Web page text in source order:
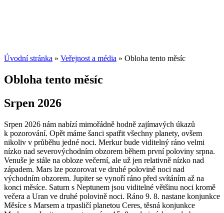
Úvodní stránka » Veřejnost a média » Obloha tento měsíc
Obloha tento měsíc
Srpen 2026
Srpen 2026 nám nabízí mimořádně hodně zajímavých úkazů
k pozorování. Opět máme šanci spatřit všechny planety, ovšem
nikoliv v průběhu jedné noci. Merkur bude viditelný ráno velmi
nízko nad severovýchodním obzorem během první poloviny srpna.
Venuše je stále na obloze večerní, ale už jen relativně nízko nad
západem. Mars lze pozorovat ve druhé polovině noci nad
východním obzorem. Jupiter se vynoří ráno před svítáním až na
konci měsíce. Saturn s Neptunem jsou viditelné většinu noci kromě
večera a Uran ve druhé polovině noci. Ráno 9. 8. nastane konjunkce
Měsíce s Marsem a trpasličí planetou Ceres, těsná konjunkce